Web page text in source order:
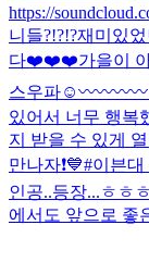
https://
니들?!?!?재미있
다❤️❤️❤️가을이
스우파☺️〰〰〰〰
있어서 너무 행복
지 받을 수 있게
만나자❗️💙#이븐대
인공..등장...ㅎㅎ
에서도 앞으로 좋